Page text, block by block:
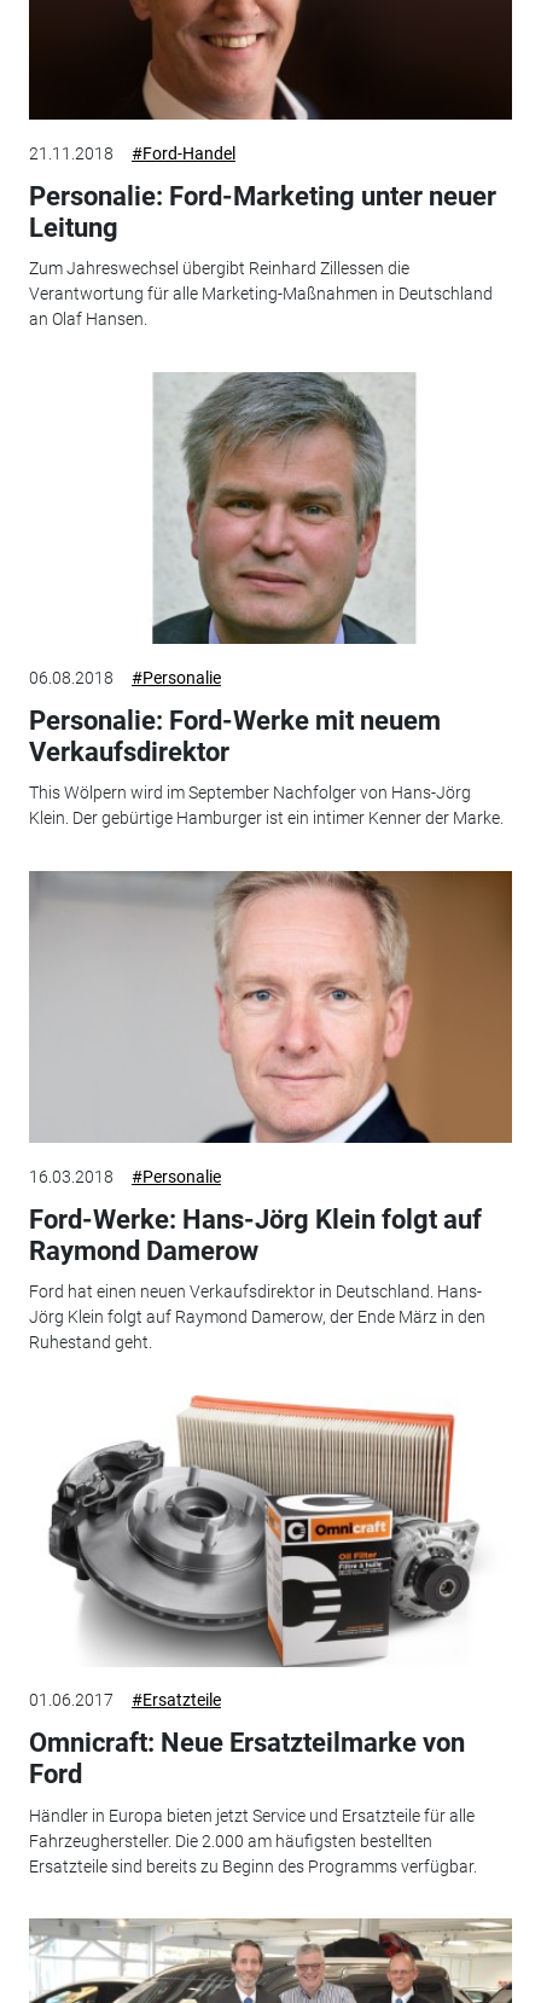
21.11.2018 #Ford-Handel
Personalie: Ford-Marketing unter neuer
Leitung
Zum Jahreswechsel übergibt Reinhard Zillessen die
Verantwortung für alle Marketing-Maßnahmen in Deutschland
an Olaf Hansen.
06.08.2018 #Personalie
Personalie: Ford-Werke mit neuem
Verkaufsdirektor
This Wölpern wird im September Nachfolger von Hans-Jörg
Klein. Der gebürtige Hamburger ist ein intimer Kenner der Marke.
16.03.2018 #Personalie
Ford-Werke: Hans-Jörg Klein folgt auf
Raymond Damerow
Ford hat einen neuen Verkaufsdirektor in Deutschland. Hans-
Jörg Klein folgt auf Raymond Damerow, der Ende März in den
Ruhestand geht.
01.06.2017 #Ersatzteile
Omnicraft: Neue Ersatzteilmarke von
Ford
Händler in Europa bieten jetzt Service und Ersatzteile für alle
Fahrzeughersteller. Die 2.000 am häufigsten bestellten
Ersatzteile sind bereits zu Beginn des Programms verfügbar.